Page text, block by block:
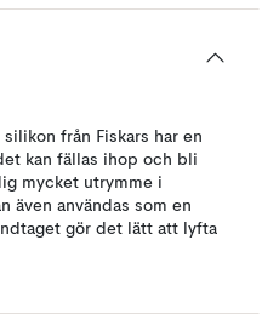
från Fiskars har en
kan fällas ihop och bli
mycket utrymme i
även användas som en
gör det lätt att lyfta